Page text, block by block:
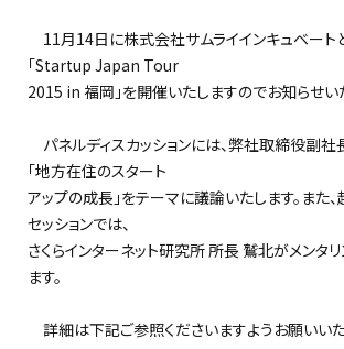
11月14日に株式会社サムライインキュベート
「Startup Japan Tour
2015 in 福岡」を開催いたしますのでお知らせい
パネルディスカッションには、弊社取締役副
「地方在住のスタート
アップの成長」をテーマに議論いたします。また
セッションでは、
さくらインターネット研究所 所長 鷲北がメンタ
ます。
詳細は下記ご参照くださいますようお願いいた